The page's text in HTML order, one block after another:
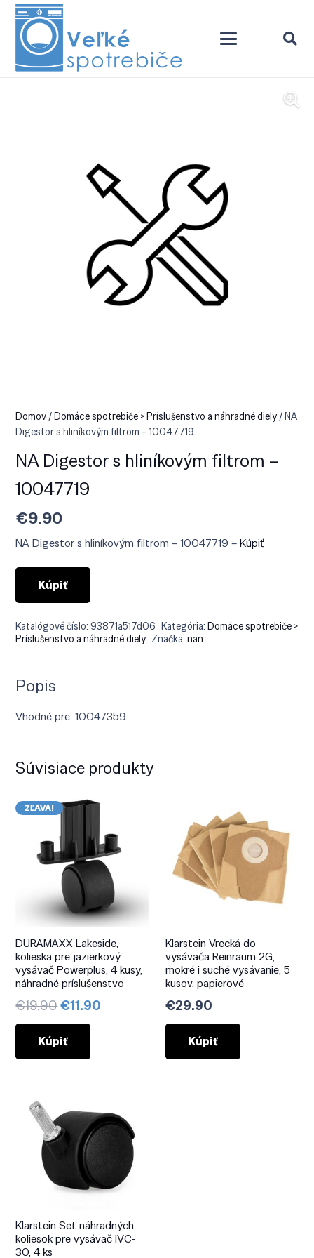
Domov/Domáce spotrebiče > Príslušenstvo a náhradné diely/ NA
Digestor s hliníkovým filtrom – 10047719
NA Digestor s hliníkovým filtrom –
10047719
€9.90
NA Digestor s hliníkovým filtrom – 10047719 –Kúpiť
Kúpiť
Katalógové číslo:93871a517d06 Kategória:Domáce spotrebiče >
Príslušenstvo a náhradné diely Značka:nan
Popis
Vhodné pre: 10047359.
Súvisiace produkty
ZĽAVA!
DURAMAXX Lakeside,
kolieska pre jazierkový
vysávač Powerplus, 4 kusy,
náhradné príslušenstvo
€19.90Pôvodná
cena
bola:
€19.90.
€11.90
Kúpiť
Klarstein Vrecká do
vysávača Reinraum 2G,
mokré i suché vysávanie, 5
kusov, papierové
€29.90
Kúpiť
Klarstein Set náhradných
koliesok pre vysávač IVC-
30, 4 ks